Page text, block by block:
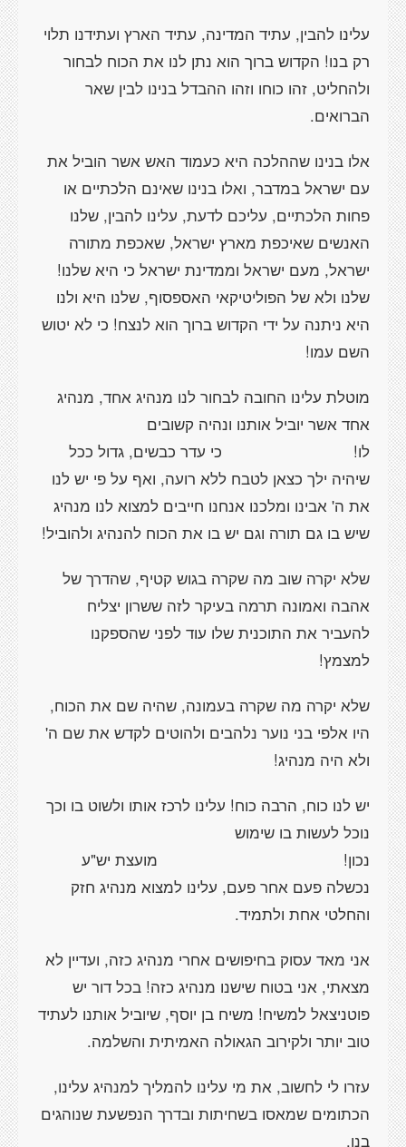
עלינו להבין, עתיד המדינה, עתיד הארץ ועתידנו תלוי
רק בנו! הקדוש ברוך הוא נתן לנו את הכוח לבחור
ולהחליט, זהו כוחו וזהו ההבדל בנינו לבין שאר
הברואים.
אלו בנינו שההלכה היא כעמוד האש אשר הוביל את
עם ישראל במדבר, ואלו בנינו שאינם הלכתיים או
פחות הלכתיים, עליכם לדעת, עלינו להבין, שלנו
האנשים שאיכפת מארץ ישראל, שאכפת מתורה
ישראל, מעם ישראל וממדינת ישראל כי היא שלנו!
שלנו ולא של הפוליטיקאי האספסוף, שלנו היא ולנו
היא ניתנה על ידי הקדוש ברוך הוא לנצח! כי לא יטוש
השם עמו!
מוטלת עלינו החובה לבחור לנו מנהיג אחד, מנהיג
אחד אשר יוביל אותנו ונהיה קשובים
לו! כי עדר כבשים, גדול ככל
שיהיה ילך כצאן לטבח ללא רועה, ואף על פי יש לנו
את ה' אבינו ומלכנו אנחנו חייבים למצוא לנו מנהיג
שיש בו גם תורה וגם יש בו את הכוח להנהיג ולהוביל!
שלא יקרה שוב מה שקרה בגוש קטיף, שהדרך של
אהבה ואמונה תרמה בעיקר לזה ששרון יצליח
להעביר את התוכנית שלו עוד לפני שהספקנו
למצמץ!
שלא יקרה מה שקרה בעמונה, שהיה שם את הכוח,
היו אלפי בני נוער נלהבים ולהוטים לקדש את שם ה'
ולא היה מנהיג!
יש לנו כוח, הרבה כוח! עלינו לרכז אותו ולשוט בו וכך
נוכל לעשות בו שימוש
נכון! מועצת יש"ע
נכשלה פעם אחר פעם, עלינו למצוא מנהיג חזק
והחלטי אחת ולתמיד.
אני מאד עסוק בחיפושים אחרי מנהיג כזה, ועדיין לא
מצאתי, אני בטוח שישנו מנהיג כזה! בכל דור יש
פוטניצאל למשיח! משיח בן יוסף, שיוביל אותנו לעתיד
טוב יותר ולקירוב הגאולה האמיתית והשלמה.
עזרו לי לחשוב, את מי עלינו להמליך למנהיג עלינו,
הכתומים שמאסו בשחיתות ובדרך הנפשעת שנוהגים
בנו.